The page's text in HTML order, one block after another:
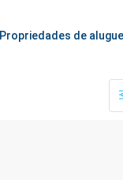
Propriedades de aluguel